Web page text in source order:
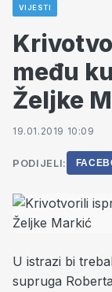
VIJESTI
među
Željke
19.01.2019 10:09
PODIJELI:
U istrazi bi
supruga